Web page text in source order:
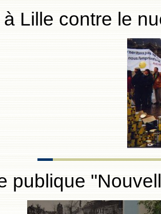
à Lille contre le
publique